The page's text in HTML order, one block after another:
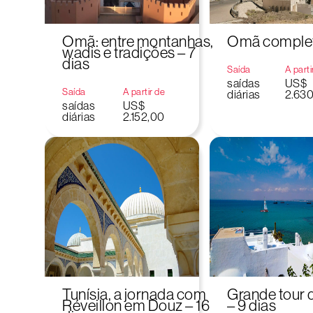
Omã: entre montanhas,
wadis e tradições – 7
dias
Saída
saídas
diárias
A partir de
US$
2.152,00
Omã
Saída
saídas
diárias
A
US$
Tunísia, a jornada com
Réveillon em Douz – 16
Grande tour
– 9 dias